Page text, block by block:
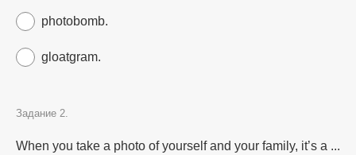
photobomb.
gloatgram.
Задание 2.
When you take a photo of yourself and your family, it’s a ...